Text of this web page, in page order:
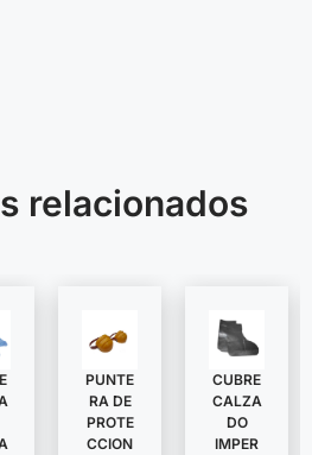
relacionados
PUNTE
RA DE
PROTE
CCION
CUBRE
CALZA
DO
IMPER